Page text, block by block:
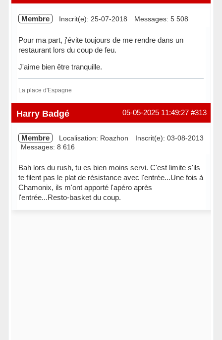
Membre Inscrit(e): 25-07-2018 Messages: 5 508
Pour ma part, j'évite toujours de me rendre dans un
restaurant lors du coup de feu.
J'aime bien être tranquille.
La place d'Espagne
Hors ligne #313
05-05-2025 11:49:27
Harry Badgé
Membre Localisation: Roazhon
Inscrit(e): 03-08-2013
Messages: 8 616
Bah lors du rush, tu es bien moins servi. C'est limite s'ils
te filent pas le plat de résistance avec l'entrée...Une fois à
Chamonix, ils m'ont apporté l'apéro après
l'entrée...Resto-basket du coup.